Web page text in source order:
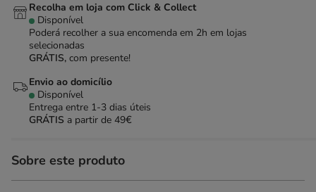
Recolha em loja com Click & Collect
Disponível
Poderá recolher a sua encomenda em 2h em lojas
selecionadas
GRÁTIS, com presente!
Envio ao domicílio
Disponível
Entrega entre 1-3 dias úteis
GRÁTIS a partir de 49€
Sobre este produto